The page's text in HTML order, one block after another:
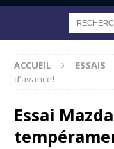
ACCUEIL ESSAIS
d’avance!
Essai